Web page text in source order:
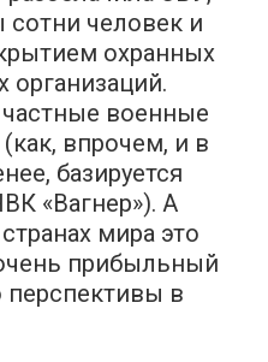
сотни человек и
охранных
военные
впрочем, и в
базируется
«Вагнер»). А
мира это
прибыльный
перспективы в